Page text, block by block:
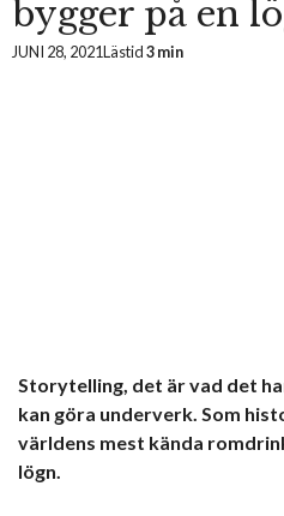
bygger på en
JUNI 28, 2021Lästid3 min
Storytelling, det är vad det
kan göra underverk. Som
världens mest kända
lögn.